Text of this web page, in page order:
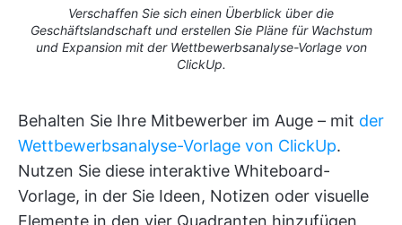
Verschaffen Sie sich einen Überblick über die
Geschäftslandschaft und erstellen Sie Pläne für Wachstum
und Expansion mit der Wettbewerbsanalyse-Vorlage von
ClickUp.
Behalten Sie Ihre Mitbewerber im Auge – mit der
Wettbewerbsanalyse-Vorlage von ClickUp.
Nutzen Sie diese interaktive Whiteboard-
Vorlage, in der Sie Ideen, Notizen oder visuelle
Elemente in den vier Quadranten hinzufügen